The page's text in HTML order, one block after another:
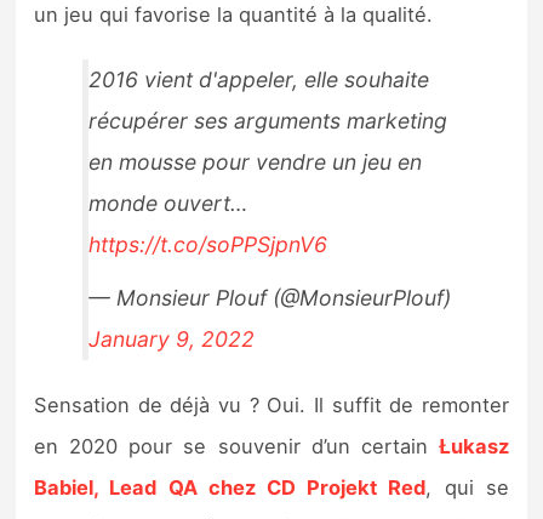
un jeu qui favorise la quantité à la qualité.
2016 vient d'appeler, elle souhaite
récupérer ses arguments marketing
en mousse pour vendre un jeu en
monde ouvert…
https://t.co/soPPSjpnV6
— Monsieur Plouf (@MonsieurPlouf)
January 9, 2022
Sensation de déjà vu ? Oui. Il suffit de remonter
en 2020 pour se souvenir d’un certain Łukasz
Babiel, Lead QA chez CD Projekt Red, qui se